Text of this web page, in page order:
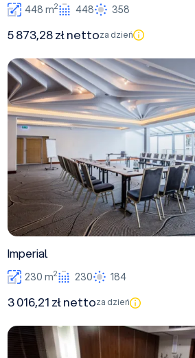
448 m2 448 358
5 873,28 zł nettoza dzień
Imperial
Imperial
230 m2 230 184
3 016,21 zł nettoza dzień
Trinity C